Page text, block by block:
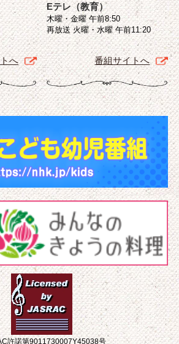
へ
Eテレ（教育）
木曜・金曜 午前8:50
再放送 火曜・水曜 午前11:20
番組サイトへ
許諾第9011730007Y45038号